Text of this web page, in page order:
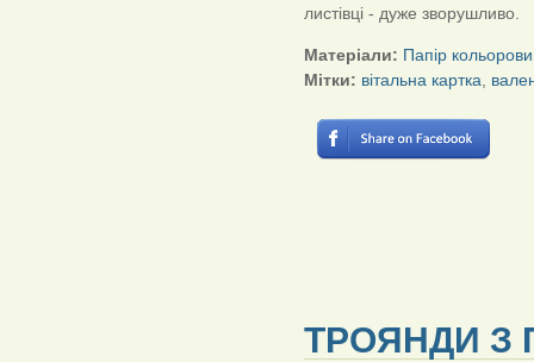
листівці - дуже зворушливо.
Матеріали: Папір
Мітки: вітальна картка
ТРОЯНДИ З